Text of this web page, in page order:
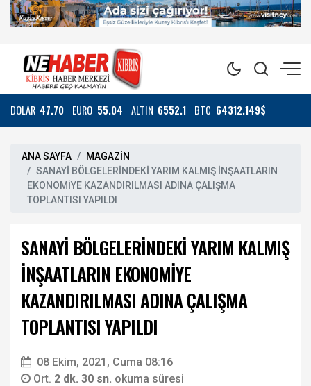
DOLAR 47.70 EURO 55.04 ALTIN 6552.1 BTC 64312.149$
ANA SAYFA
MAGAZİN
SANAYİ BÖLGELERİNDEKİ YARIM KALMIŞ İNŞAATLARIN
EKONOMİYE KAZANDIRILMASI ADINA ÇALIŞMA
TOPLANTISI YAPILDI
SANAYİ BÖLGELERİNDEKİ YARIM KALMIŞ
İNŞAATLARIN EKONOMİYE
KAZANDIRILMASI ADINA ÇALIŞMA
TOPLANTISI YAPILDI
08 Ekim, 2021, Cuma 08:16
Ort. 2 dk. 30 sn. okuma süresi